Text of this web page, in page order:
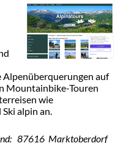
Alpenüberquerungen auf
Mountainbike-Touren
wie
alpin an.
87616 Marktoberdorf